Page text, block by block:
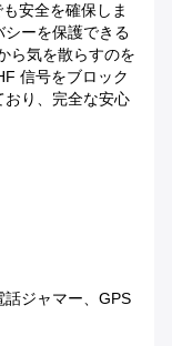
安全を確保しま
ーを保護できる
ら気を散らすのを
信号をブロック
おり、完全な安心
ジャマー、GPS